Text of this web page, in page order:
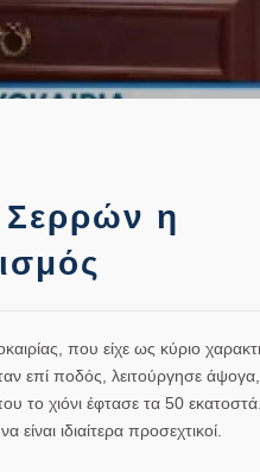
η
που είχε ως κύριο
επί ποδός, λειτούργησε άψογα,
το χιόνι έφτασε τα 50
ιδιαίτερα προσεχτικοί.